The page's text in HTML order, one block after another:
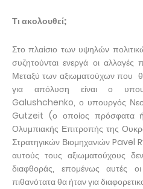
Τι ακολουθεί;
Στο πλαίσιο των υψηλών
συζητούνται ενεργά οι
Μεταξύ των αξιωματούχων που
για απόλυση είναι ο
Galushchenko, ο υπουργός
Gutzeit (ο οποίος πρόσφατα
Ολυμπιακής Επιτροπής της
Στρατηγικών Βιομηχανιών
αυτούς τους αξιωματούχους
διαφθοράς, επομένως αυτές
πιθανότατα θα ήταν για